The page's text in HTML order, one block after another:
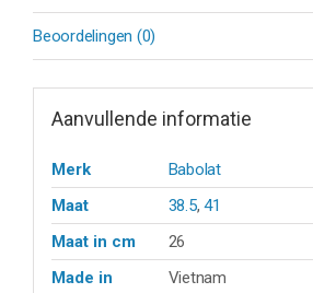
Beoordelingen (0)
Aanvullende informatie
Merk
Babolat
Maat
38.5,41
Maat in cm
26
Made in
Vietnam